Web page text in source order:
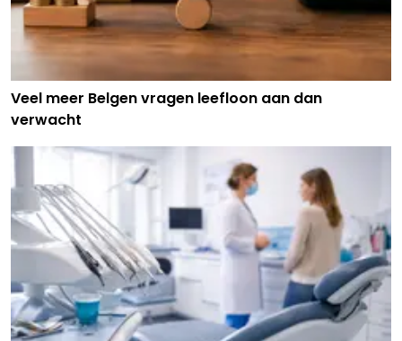
Veel meer Belgen vragen leefloon aan dan
verwacht